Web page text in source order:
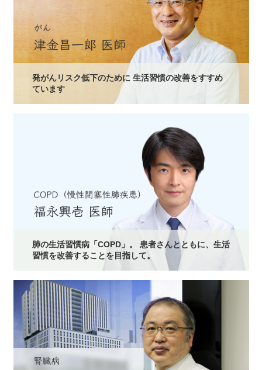
発がんリスク低下のために 生活習慣の改善をすすめ
ています
肺の生活習慣病「COPD」。 患者さんとともに、生活
習慣を改善することを目指して。